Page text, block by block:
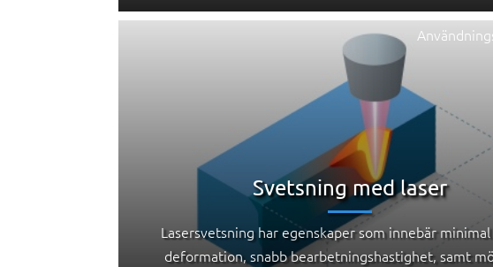
Svetsning med laser
Lasersvetsning har egenskaper som innebär
deformation, snabb bearbetningshastighet, samt